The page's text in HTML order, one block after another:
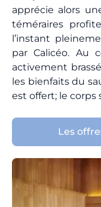
apprécie alors
téméraires
l’instant
par Calicéo. Au
activement
les bienfaits du
est offert; le corps
Les